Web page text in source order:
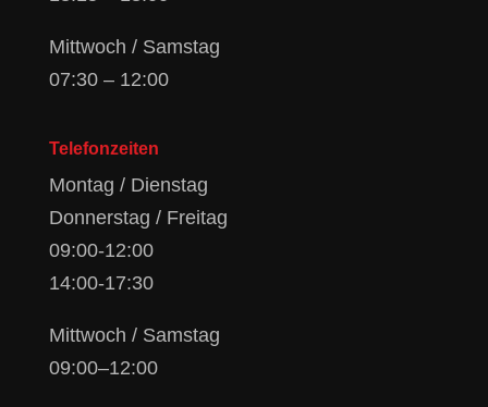
Mittwoch / Samstag
07:30 – 12:00
Telefonzeiten
Montag / Dienstag
Donnerstag / Freitag
09:00-12:00
14:00-17:30
Mittwoch / Samstag
09:00–12:00